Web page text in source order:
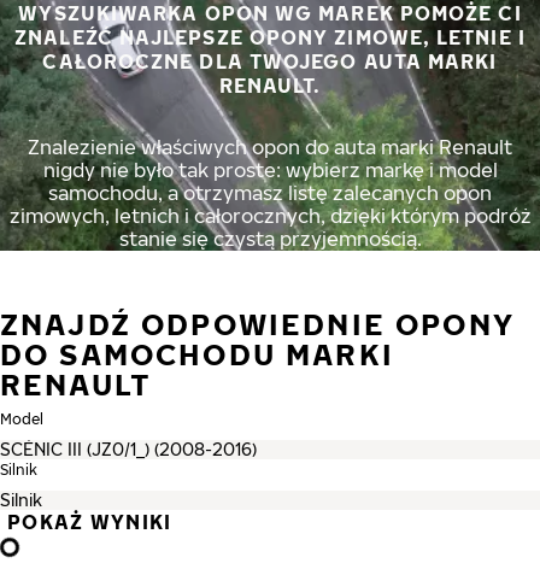
WYSZUKIWARKA OPON WG MAREK POMOŻE CI
ZNALEŹĆ NAJLEPSZE OPONY ZIMOWE, LETNIE I
CAŁOROCZNE DLA TWOJEGO AUTA MARKI
RENAULT.
Znalezienie właściwych opon do auta marki Renault
nigdy nie było tak proste: wybierz markę i model
samochodu, a otrzymasz listę zalecanych opon
zimowych, letnich i całorocznych, dzięki którym podróż
stanie się czystą przyjemnością.
ZNAJDŹ ODPOWIEDNIE OPONY
DO SAMOCHODU MARKI
RENAULT
Model
Silnik
POKAŻ WYNIKI